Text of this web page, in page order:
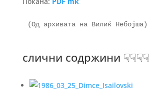
слични содржини ☟☟☟☟